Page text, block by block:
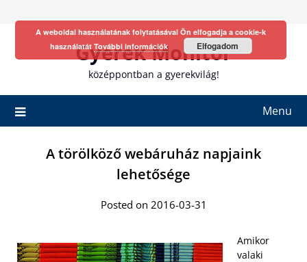
Gyerek Monitor
középpontban a gyerekvilág!
Menu
A törölköző webáruház napjaink
lehetősége
Posted on 2016-03-31
Amikor
valaki
A weboldal használatának folytatásával Ön elfogadja a cookie-k
használatát További információk Elfogadom